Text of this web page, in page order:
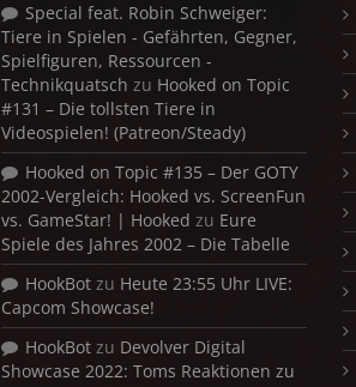
Special feat. Robin Schweiger:
Tiere in Spielen - Gefährten, Gegner,
Spielfiguren, Ressourcen -
Technikquatsch zu Hooked on Topic
#131 – Die tollsten Tiere in
Videospielen! (Patreon/Steady)
Hooked on Topic #135 – Der GOTY
2002-Vergleich: Hooked vs. ScreenFun
vs. GameStar! | Hooked zu Eure
Spiele des Jahres 2002 – Die Tabelle
HookBot zu Heute 23:55 Uhr LIVE:
Capcom Showcase!
HookBot zu Devolver Digital
Showcase 2022: Toms Reaktionen zu